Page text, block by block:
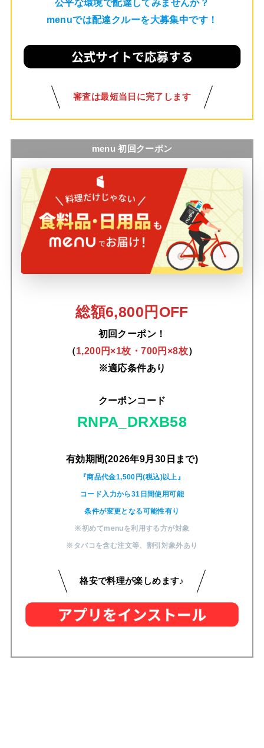
公平な環境で配達してみませんか？
menuでは配達クルーを大募集中です！
審査は最短当日に完了します
menu 初回クーポン
総額6,800円OFF
初回クーポン！
（1,200円×1枚・700円×8枚）
※適応条件あり
クーポンコード
RNPA_DRXB58
有効期間(2026年9月30日まで)
『商品代金1,500円(税込)以上』
コード入力から31日間使用可能
条件が変更となる可能性有り
※初めてmenuを利用する方が対象
※タバコを含む注文等、 割引対象外あり
格安で料理が楽しめます♪